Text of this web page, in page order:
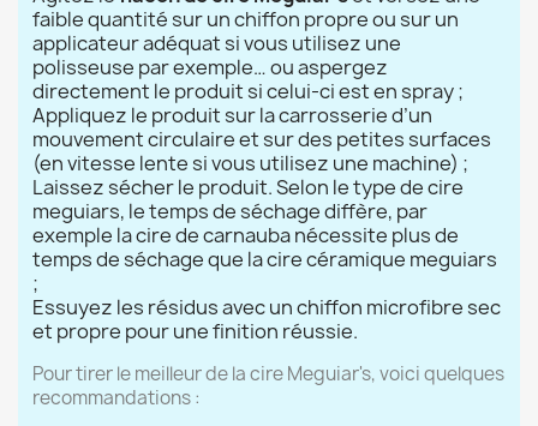
faible quantité sur un chiffon propre ou sur un
applicateur adéquat si vous utilisez une
polisseuse par exemple… ou aspergez
directement le produit si celui-ci est en spray ;
Appliquez le produit sur la carrosserie d’un
mouvement circulaire et sur des petites surfaces
(en vitesse lente si vous utilisez une machine) ;
Laissez sécher le produit. Selon le type de cire
meguiars, le temps de séchage diffère, par
exemple la cire de carnauba nécessite plus de
temps de séchage que la cire céramique meguiars
;
Essuyez les résidus avec un chiffon microfibre sec
et propre pour une finition réussie.
Pour tirer le meilleur de la cire Meguiar's, voici quelques
recommandations :